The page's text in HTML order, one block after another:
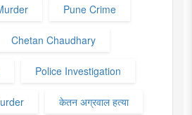
Pune Crime
Chetan Chaudhary
Police Investigation
केतन अग्रवाल हत्या